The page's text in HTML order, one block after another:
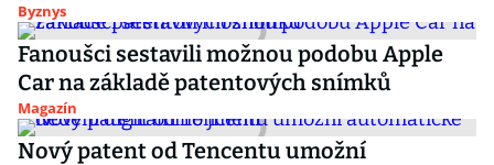
Byznys
Fanoušci sestavili možnou podobu Apple
Car na základě patentových snímků
Magazín
Nový patent od Tencentu umožní